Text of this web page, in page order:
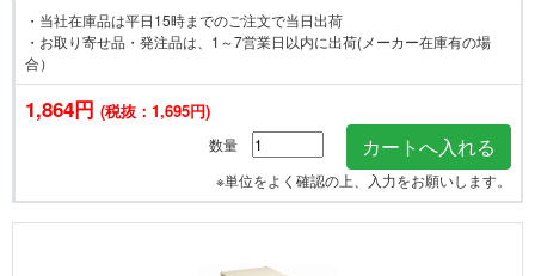
・当社在庫品は平日15時までのご注文で当日出荷
・お取り寄せ品・発注品は、1～7営業日以内に出荷(メーカー在庫有の場
合）
1,864円 (税抜：1,695円)
数量
※単位をよく確認の上、入力をお願いします。